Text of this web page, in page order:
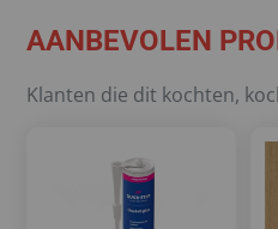
AANBEVOLEN
Klanten die dit kochten,